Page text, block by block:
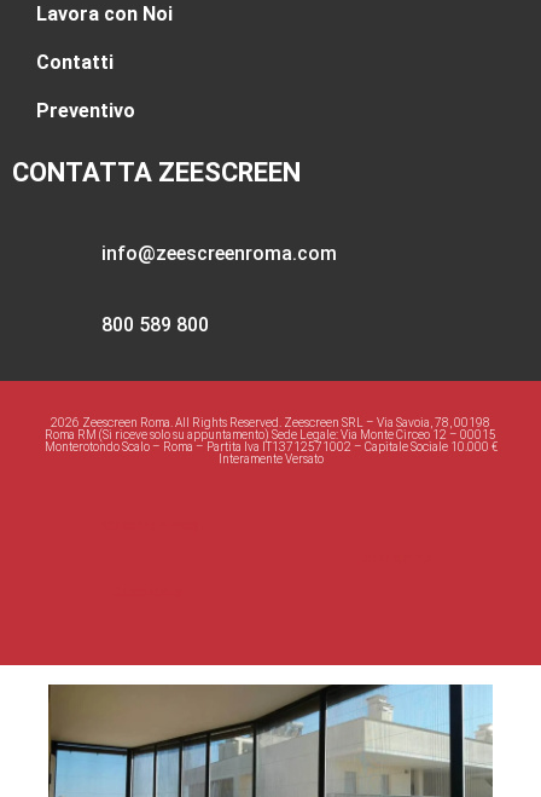
Lavora con Noi
Contatti
Preventivo
CONTATTA ZEESCREEN
info@zeescreenroma.com
800 589 800
2026 Zeescreen Roma. All Rights Reserved. Zeescreen SRL – Via Savoia, 78, 00198
Roma RM (Si riceve solo su appuntamento) Sede Legale: Via Monte Circeo 12 – 00015
Monterotondo Scalo – Roma – Partita Iva IT13712571002 – Capitale Sociale 10.000 €
Interamente Versato